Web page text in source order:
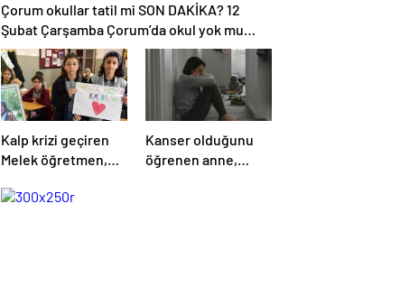
Çorum okullar tatil mi SON DAKİKA? 12
Şubat Çarşamba Çorum’da okul yok mu
(Çorum Valiliği Açıklaması – KAR TATİLİ)?
Kalp krizi geçiren
Melek öğretmen,
Kanser olduğunu
öğrenen anne,